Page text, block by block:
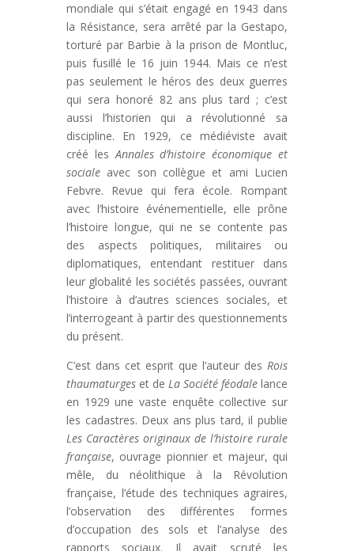
mondiale qui s’était engagé en 1943 dans
la Résistance, sera arrêté par la Gestapo,
torturé par Barbie à la prison de Montluc,
puis fusillé le 16 juin 1944. Mais ce n’est
pas seulement le héros des deux guerres
qui sera honoré 82 ans plus tard ; c’est
aussi l’historien qui a révolutionné sa
discipline. En 1929, ce médiéviste avait
créé lesAnnales d’histoire économique et
sociale avec son collègue et ami Lucien
Febvre. Revue qui fera école. Rompant
avec l’histoire événementielle, elle prône
l’histoire longue, qui ne se contente pas
des aspects politiques, militaires ou
diplomatiques, entendant restituer dans
leur globalité les sociétés passées, ouvrant
l’histoire à d’autres sciences sociales, et
l’interrogeant à partir des questionnements
du présent.
C’est dans cet esprit que l’auteur des Rois
thaumaturges et de La Société féodale lance
en 1929 une vaste enquête collective sur
les cadastres. Deux ans plus tard, il publie
Les Caractères originaux de l’histoire rurale
française, ouvrage pionnier et majeur, qui
mêle, du néolithique à la Révolution
française, l’étude des techniques agraires,
l’observation des différentes formes
d’occupation des sols et l’analyse des
rapports sociaux. Il avait scruté les